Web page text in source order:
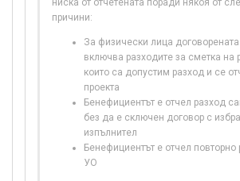
ниска от отчетената поради някоя от
причини:
За физически лица
включва разходите за сметка на
които са допустим разход и се
проекта
Бенефициентът е отчел разход
без да е сключен договор с
изпълнител
Бенефициентът е отчел повторно
УО